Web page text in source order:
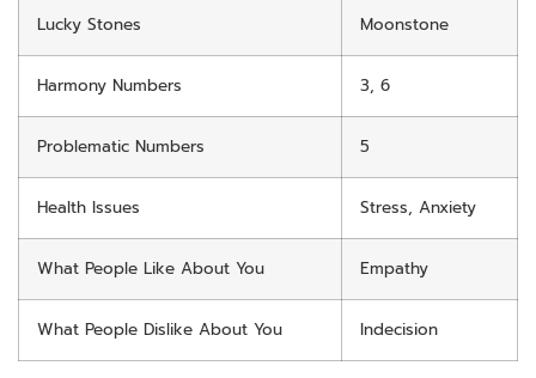
Lucky Stones Moonstone
Harmony Numbers 3, 6
Problematic Numbers 5
Health Issues Stress, Anxiety
What People Like About You Empathy
What People Dislike About You Indecision